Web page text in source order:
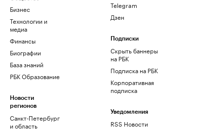
Бизнес
Технологии и
медиа
Финансы
Биографии
База знаний
РБК Образование
Новости
регионов
Санкт-Петербург
и область
Telegram
Дзен
Подписки
Скрыть баннеры
на РБК
Подписка на РБК
Корпоративная
подписка
Уведомления
RSS Новости